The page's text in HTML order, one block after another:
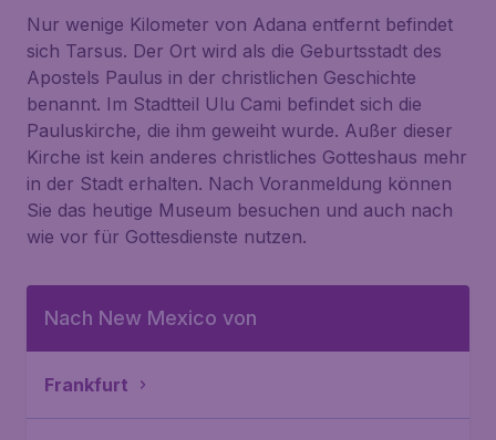
Nur wenige Kilometer von Adana entfernt befindet
sich Tarsus. Der Ort wird als die Geburtsstadt des
Apostels Paulus in der christlichen Geschichte
benannt. Im Stadtteil Ulu Cami befindet sich die
Pauluskirche, die ihm geweiht wurde. Außer dieser
Kirche ist kein anderes christliches Gotteshaus mehr
in der Stadt erhalten. Nach Voranmeldung können
Sie das heutige Museum besuchen und auch nach
wie vor für Gottesdienste nutzen.
Nach New Mexico von
Frankfurt